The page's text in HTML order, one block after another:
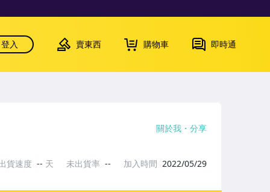
登入 賣東西 購物車 即時通
關於我 分享
貨速度 -- 天 未出貨率 -- 加入時間 2022/05/29